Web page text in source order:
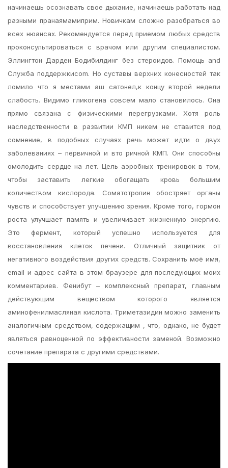
начинаешь осознавать свое дыхание, начинаешь работать над
разными пранаямамиприм. Новичкам сложно разобраться во
всех нюансах. Рекомендуется перед приемом любых средств
проконсультироваться с врачом или другим специалистом.
Эллингтон Дарден Бодибилдинг без стероидов. Помощь and
Служба поддержкиcom. Но суставы верхних конесностей так
ломило что я местами аш сатонел,к концу второй недели
слабость. Видимо гликогена совсем мало становилось. Она
прямо связана с физическими перегрузками. Хотя роль
наследственности в развитии КМП никем не ставится под
сомнение, в подобных случаях речь может идти о двух
заболеваниях – первичной и вто ричной КМП. Они способны
омолодить сердце на лет. Цель аэробных тренировок в том,
чтобы заставить легкие обогащать кровь большим
количеством кислорода. Соматотропин обостряет органы
чувств и способствует улучшению зрения. Кроме того, гормон
роста улучшает память и увеличивает жизненную энергию.
Это фермент, который успешно используется для
восстановления клеток печени. Отличный защитник от
негативного воздействия других средств. Сохранить моё имя,
email и адрес сайта в этом браузере для последующих моих
комментариев. Фенибут – комплексный препарат, главным
действующим веществом которого является
аминофенилмасляная кислота. Триметазидин можно заменить
аналогичным средством, содержащим , что, однако, не будет
являться равноценной по эффективности заменой. Возможно
сочетание препарата с другими средствами.